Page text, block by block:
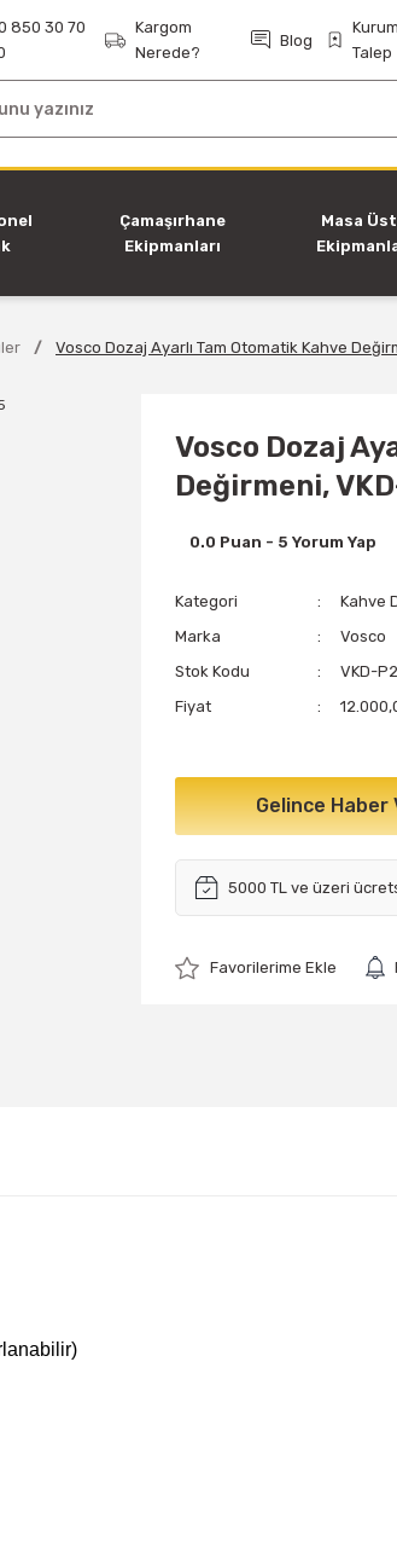
850 30 70
Kargom
Nerede?
Blog
Talep
Çamaşırhane
Ekipmanları
Masa
Vosco Dozaj Ayarlı Tam Otomatik Kahve
Vosco Dozaj
Değirmeni,
0.0 Puan - 5 Yorum Yap
Kategori Kahve
Marka
Vosco
Stok Kodu
VKD-
Fiyat
Gelince Haber
5000 TL ve üzeri